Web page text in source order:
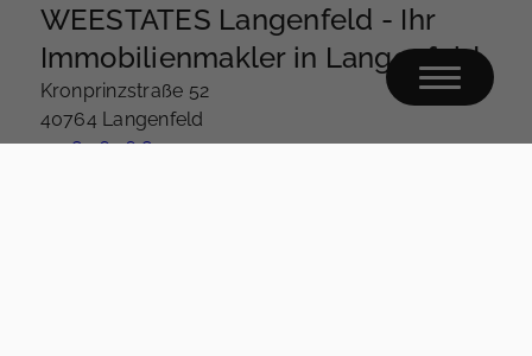
WEESTATES Langenfeld - Ihr
Immobilienmakler in Langenfeld
Kronprinzstraße 52
40764 Langenfeld
0178 56 16 804